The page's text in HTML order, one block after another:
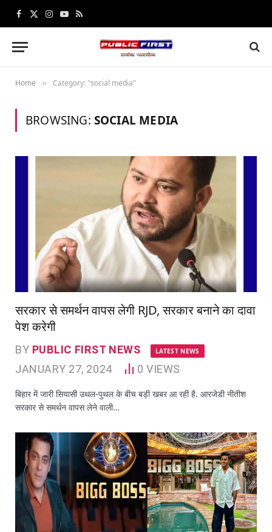
Facebook
X
Instagram
YouTube
RSS
Home » Category: "social media"
BROWSING: SOCIAL MEDIA
सरकार से समर्थन वापस लेगी RJD, सरकार बनाने का दावा
पेश करेगी
BY PUBLIC FIRST NEWS LATEST NEWS
JANUARY 27, 2024 0VIEWS
बिहार में जारी सियासी उथल-पुथल के बीच बड़ी खबर आ रही है. आरजेडी नीतीश
सरकार से समर्थन वापस लेने वाली…